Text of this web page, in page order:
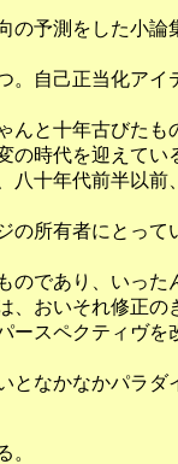
の予測をした小
自己正当化アイ
と十年古びたも
の時代を迎えてい
十年代前半以前
所有者にとって
であり、いった
おいそれ修正の
スペクティヴを
なかなかパラダ
。